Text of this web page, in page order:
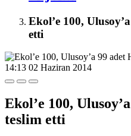
Ekol’e 100,
etti
14:13 02 Haziran 2014
Ekol’e 100,
teslim etti